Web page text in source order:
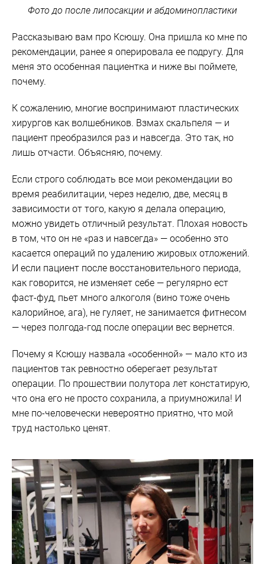
Фото до после липосакции и абдоминопластики
Рассказываю вам про Ксюшу. Она пришла ко мне по
рекомендации, ранее я оперировала ее подругу. Для
меня это особенная пациентка и ниже вы поймете,
почему.
К сожалению, многие воспринимают пластических
хирургов как волшебников. Взмах скальпеля — и
пациент преобразился раз и навсегда. Это так, но
лишь отчасти. Объясняю, почему.
Если строго соблюдать все мои рекомендации во
время реабилитации, через неделю, две, месяц в
зависимости от того, какую я делала операцию,
можно увидеть отличный результат. Плохая новость
в том, что он не «раз и навсегда» — особенно это
касается операций по удалению жировых отложений.
И если пациент после восстановительного периода,
как говорится, не изменяет себе — регулярно ест
фаст-фуд, пьет много алкоголя (вино тоже очень
калорийное, ага), не гуляет, не занимается фитнесом
— через полгода-год после операции вес вернется.
Почему я Ксюшу назвала «особенной» — мало кто из
пациентов так ревностно оберегает результат
операции. По прошествии полутора лет констатирую,
что она его не просто сохранила, а приумножила! И
мне по-человечески невероятно приятно, что мой
труд настолько ценят.